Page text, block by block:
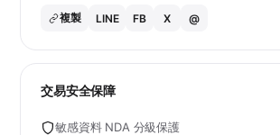
複製 LINE FB X @
交易安全保障
敏感資料 NDA 分級保護